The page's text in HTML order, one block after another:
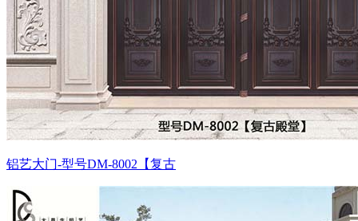
铝艺大门-型号DM-8002【复古